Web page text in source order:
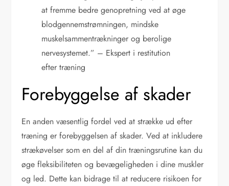
at fremme bedre genopretning ved at øge
blodgennemstrømningen, mindske
muskelsammentrækninger og berolige
nervesystemet.” – Ekspert i restitution
efter træning
Forebyggelse af skader
En anden væsentlig fordel ved at strække ud efter
træning er forebyggelsen af skader. Ved at inkludere
strækøvelser som en del af din træningsrutine kan du
øge fleksibiliteten og bevægeligheden i dine muskler
og led. Dette kan bidrage til at reducere risikoen for